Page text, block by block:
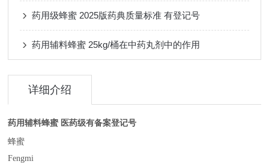
药用级蜂蜜 2025版药典质量标准 有登记号
药用辅料蜂蜜 25kg/桶在中药丸剂中的作用
详细介绍
药用辅料蜂蜜 医药级有备案登记号
蜂蜜
Fengmi